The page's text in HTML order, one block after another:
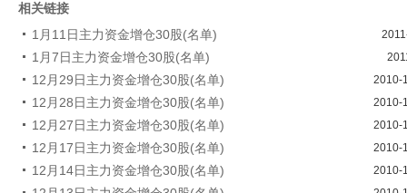
相关链接
1月11日主力资金增仓30股(名单)
1月7日主力资金增仓30股(名单)
12月29日主力资金增仓30股(名单) 2010-
12月28日主力资金增仓30股(名单) 2010-
12月27日主力资金增仓30股(名单) 2010-
12月17日主力资金增仓30股(名单) 2010-
12月14日主力资金增仓30股(名单) 2010-